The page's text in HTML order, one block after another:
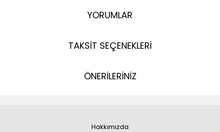
YORUMLAR
TAKSİT SEÇENEKLERİ
ÖNERİLERİNİZ
Hakkımızda